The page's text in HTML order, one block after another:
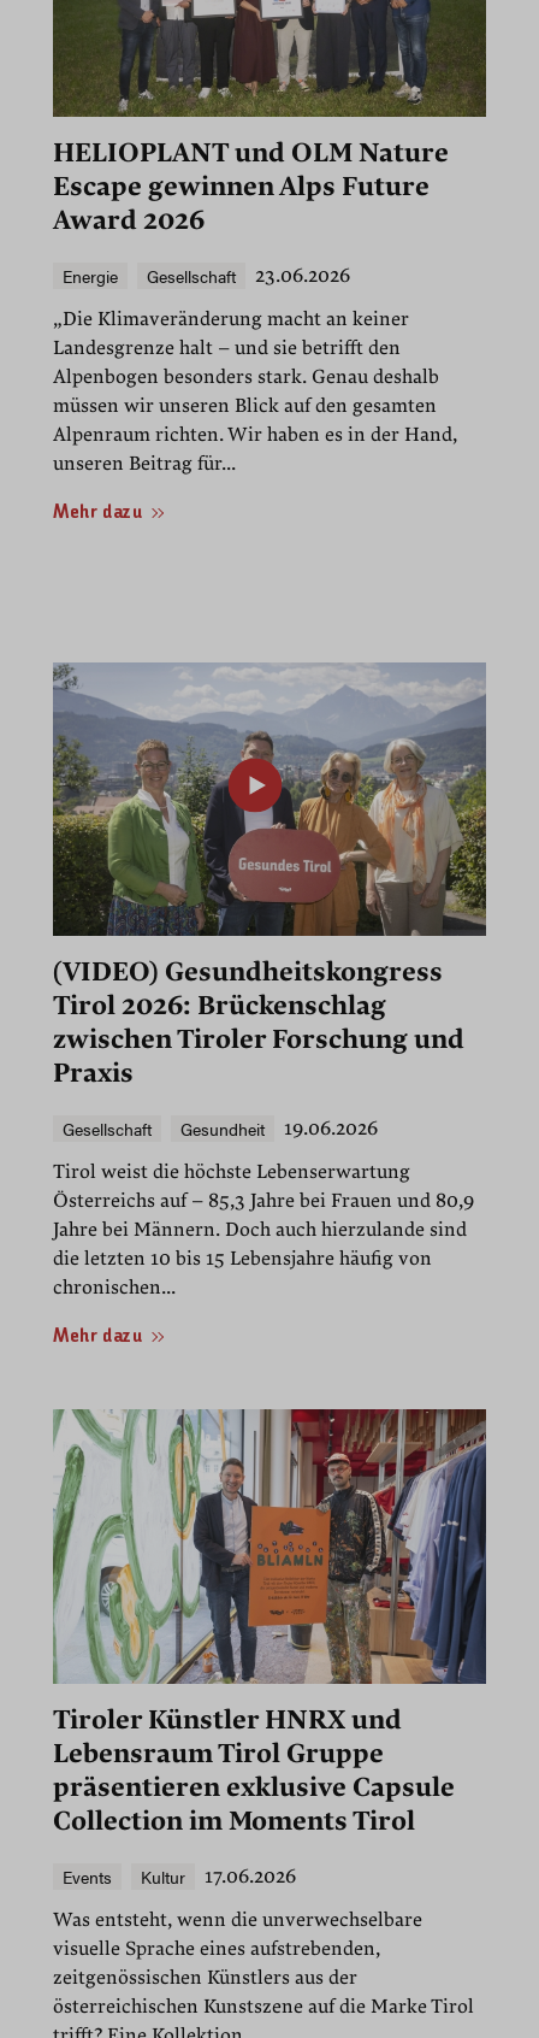
HELIOPLANT und OLM Nature
Escape gewinnen Alps Future
Award 2026
Energie Gesellschaft
23.06.2026
„Die Klimaveränderung macht an keiner
Landesgrenze halt – und sie betrifft den
Alpenbogen besonders stark. Genau deshalb
müssen wir unseren Blick auf den gesamten
Alpenraum richten. Wir haben es in der Hand,
unseren Beitrag für...
Mehr dazu
(VIDEO) Gesundheitskongress
Tirol 2026: Brückenschlag
zwischen Tiroler Forschung und
Praxis
Gesellschaft Gesundheit
19.06.2026
Tirol weist die höchste Lebenserwartung
Österreichs auf – 85,3 Jahre bei Frauen und 80,9
Jahre bei Männern. Doch auch hierzulande sind
die letzten 10 bis 15 Lebensjahre häufig von
chronischen...
Mehr dazu
Tiroler Künstler HNRX und
Lebensraum Tirol Gruppe
präsentieren exklusive Capsule
Collection im Moments Tirol
Events Kultur
17.06.2026
Was entsteht, wenn die unverwechselbare
visuelle Sprache eines aufstrebenden,
zeitgenössischen Künstlers aus der
österreichischen Kunstszene auf die Marke Tirol